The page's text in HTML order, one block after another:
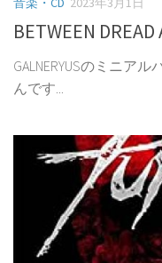
BETWEEN DREAD
GALNERYUSのミニア
んです...